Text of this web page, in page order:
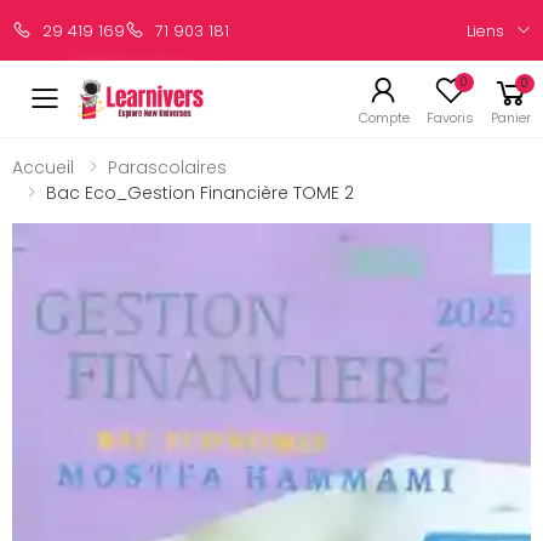
29 419 169 71 903 181 Liens
Compte
0
Favoris
0
Panier
Accueil
Parascolaires
Bac Eco_Gestion Financière TOME 2